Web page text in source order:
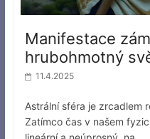
Manifestace
hrubohmotný
11.4.2025
Astrální sféra je zrcadlem
Zatímco čas v našem